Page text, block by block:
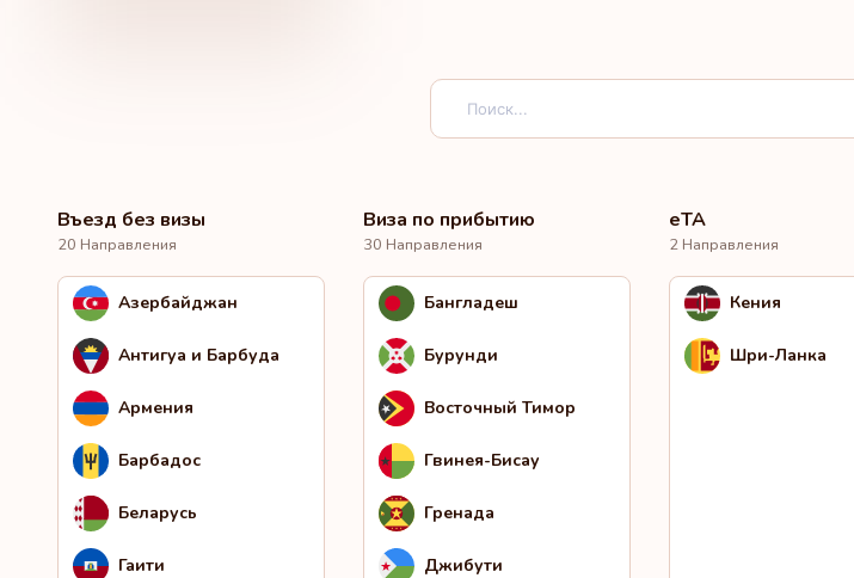
Въезд без визы
20 Направления
Азербайджан
Антигуа и Барбуда
Армения
Барбадос
Беларусь
Гаити
Виза по прибытию
30 Направления
Бангладеш
Бурунди
Восточный Тимор
Гвинея-Бисау
Гренада
Джибути
eTA
2 Направления
Кения
Шри-Ланка